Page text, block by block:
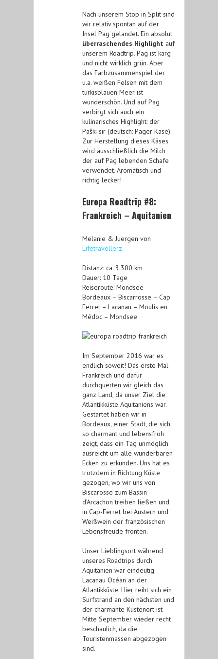
Nach unserem Stop in Split sind
wir relativ spontan auf der
Insel Pag gelandet. Ein absolut
überraschendes Highlight auf
unserem Roadtrip. Pag ist karg
und nicht wirklich grün. Aber
das Farbzusammenspiel der
u.a. weißen Felsen mit dem
türkisblauen Meer ist
wunderschön. Und auf Pag
verbirgt sich auch ein
kulinarisches Highlight: der
Paški sir (deutsch: Pager Käse).
Zur Herstellung dieses Käses
wird ausschließlich die Milch
der auf Pag lebenden Schafe
verwendet. Aromatisch und
richtig lecker!
Europa Roadtrip #8:
Frankreich – Aquitanien
Melanie & Juergen von
Lifetravellerz
Distanz: ca. 3.300 km
Dauer: 10 Tage
Reiseroute: Mondsee –
Bordeaux – Biscarrosse – Cap
Ferret – Lacanau – Moulis en
Médoc – Mondsee
Im September 2016 war es
endlich soweit! Das erste Mal
Frankreich und dafür
durchquerten wir gleich das
ganz Land, da unser Ziel die
Atlantikküste Aquitaniens war.
Gestartet haben wir in
Bordeaux, einer Stadt, die sich
so charmant und lebensfroh
zeigt, dass ein Tag unmöglich
ausreicht um alle wunderbaren
Ecken zu erkunden. Uns hat es
trotzdem in Richtung Küste
gezogen, wo wir uns von
Biscarosse zum Bassin
d’Arcachon treiben ließen und
in Cap-Ferret bei Austern und
Weißwein der französischen
Lebensfreude frönten.
Unser Lieblingsort während
unseres Roadtrips durch
Aquitanien war eindeutig
Lacanau Océan an der
Atlantikküste. Hier reiht sich ein
Surfstrand an den nächsten und
der charmante Küstenort ist
Mitte September wieder recht
beschaulich, da die
Touristenmassen abgezogen
sind.